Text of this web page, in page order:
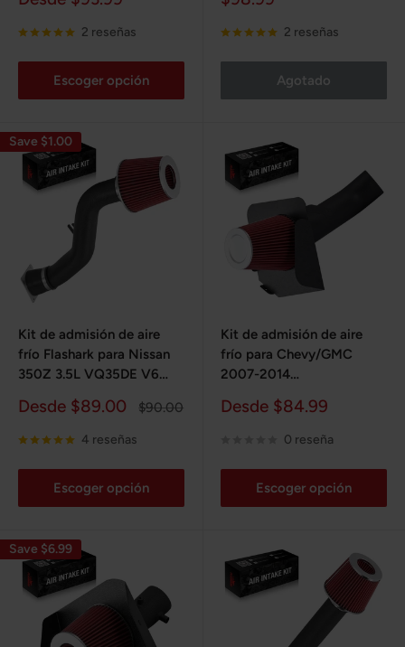
2020
venta
2 reseñas
Escoger opción
venta
2 reseñas
Agotado
Save $1.00
Kit de admisión de aire
frío Flashark para Nissan
350Z 3.5L VQ35DE V6
Precio
venta
Desde $89.00
Precio
$90.00
4 reseñas
Escoger opción
Kit de admisión de aire
frío para Chevy/GMC
2007-2014
Precio
Desde $84.99
0 reseña
Escoger opción
Save $6.99